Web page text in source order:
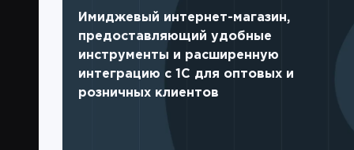
Имиджевый интернет-магазин,
предоставляющий удобные
инструменты и расширенную
интеграцию с 1С для оптовых и
розничных клиентов